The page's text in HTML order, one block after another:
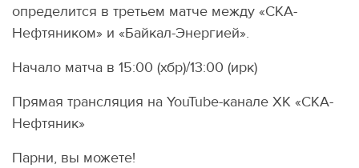
определится в третьем матче между «СКА-
Нефтяником» и «Байкал-Энергией».
Начало матча в 15:00 (хбр)/13:00 (ирк)
Прямая трансляция на YouTube-канале ХК «СКА-
Нефтяник»
Парни, вы можете!